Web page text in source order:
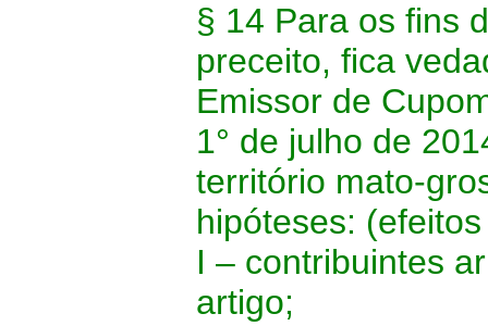
§ 14 Para os fins
preceito, fica
Emissor de
1° de julho de
território mato-
hipóteses:
I – contribuintes
artigo;